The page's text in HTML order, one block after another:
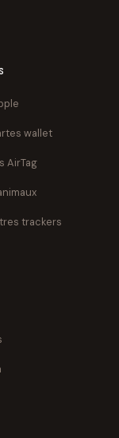
wallet
AirTag
trackers